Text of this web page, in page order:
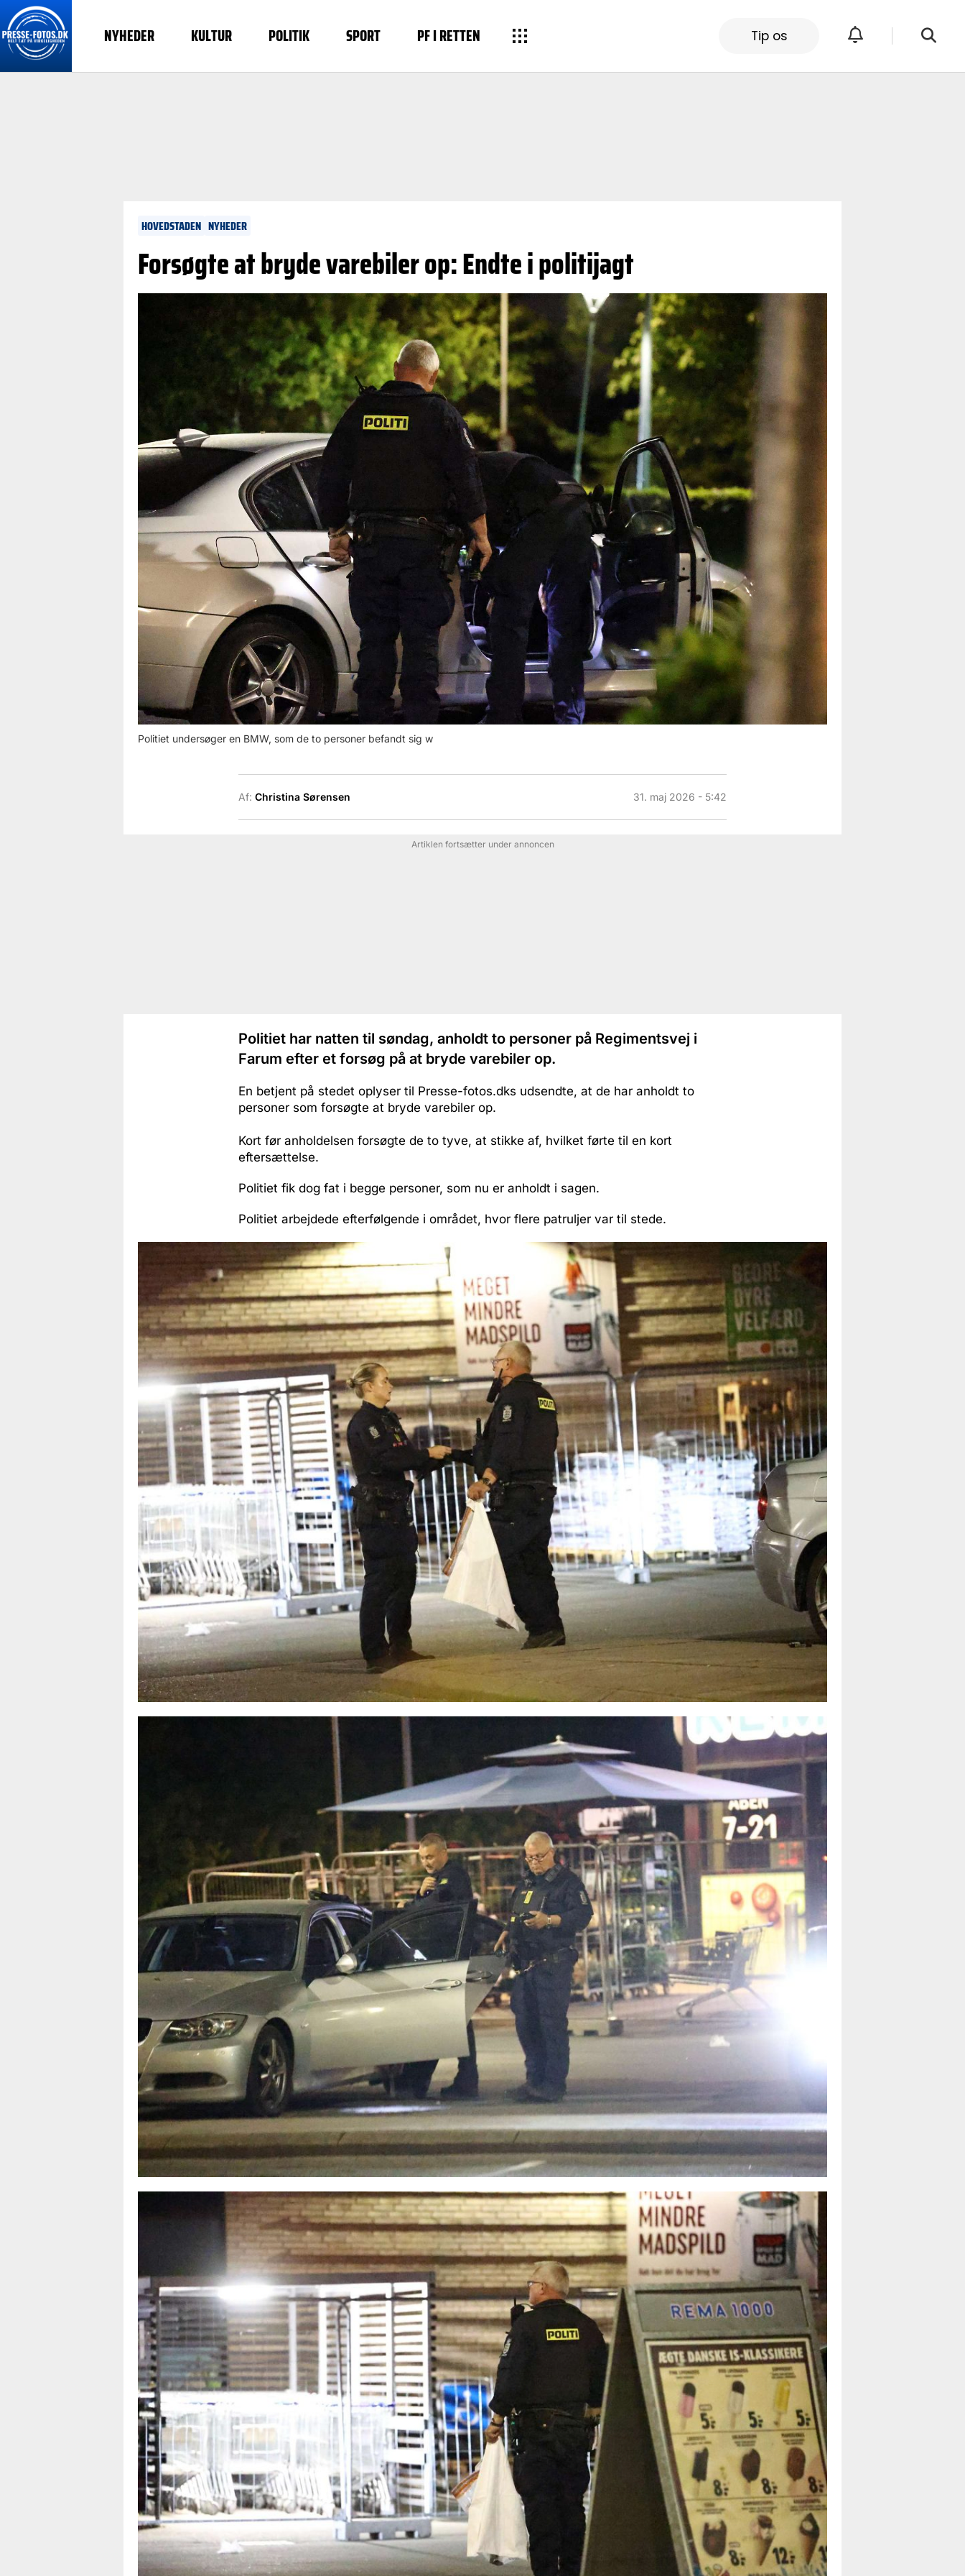
NYHEDER KULTUR POLITIK SPORT PF I RETTEN Tip os
HOVEDSTADEN NYHEDER
Forsøgte at bryde varebiler op: Endte i politijagt
Politiet undersøger en BMW, som de to personer befandt sig w
Af: Christina Sørensen 31. maj 2026 - 5:42
Artiklen fortsætter under annoncen
Politiet har natten til søndag, anholdt to personer på Regimentsvej i
Farum efter et forsøg på at bryde varebiler op.
En betjent på stedet oplyser til Presse-fotos.dks udsendte, at de har anholdt to
personer som forsøgte at bryde varebiler op.
Kort før anholdelsen forsøgte de to tyve, at stikke af, hvilket førte til en kort
eftersættelse.
Politiet fik dog fat i begge personer, som nu er anholdt i sagen.
Politiet arbejdede efterfølgende i området, hvor flere patruljer var til stede.